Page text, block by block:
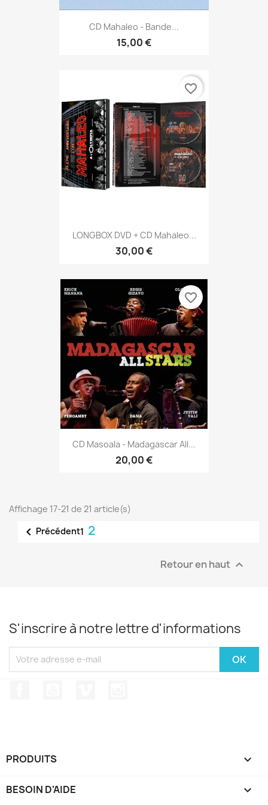
CD Mahaleo - Bande...
15,00 €
LONGBOX DVD + CD Mahaleo...
30,00 €
favorite_border
CD Masoala - Madagascar All...
20,00 €
favorite_border
Affichage 17-21 de 21 article(s)
 Précédent1 2
Retour en haut 
S'inscrire à notre lettre d'informations
PRODUITS 
BESOIN D'AIDE 